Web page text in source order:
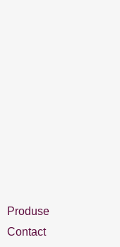
Produse
Contact